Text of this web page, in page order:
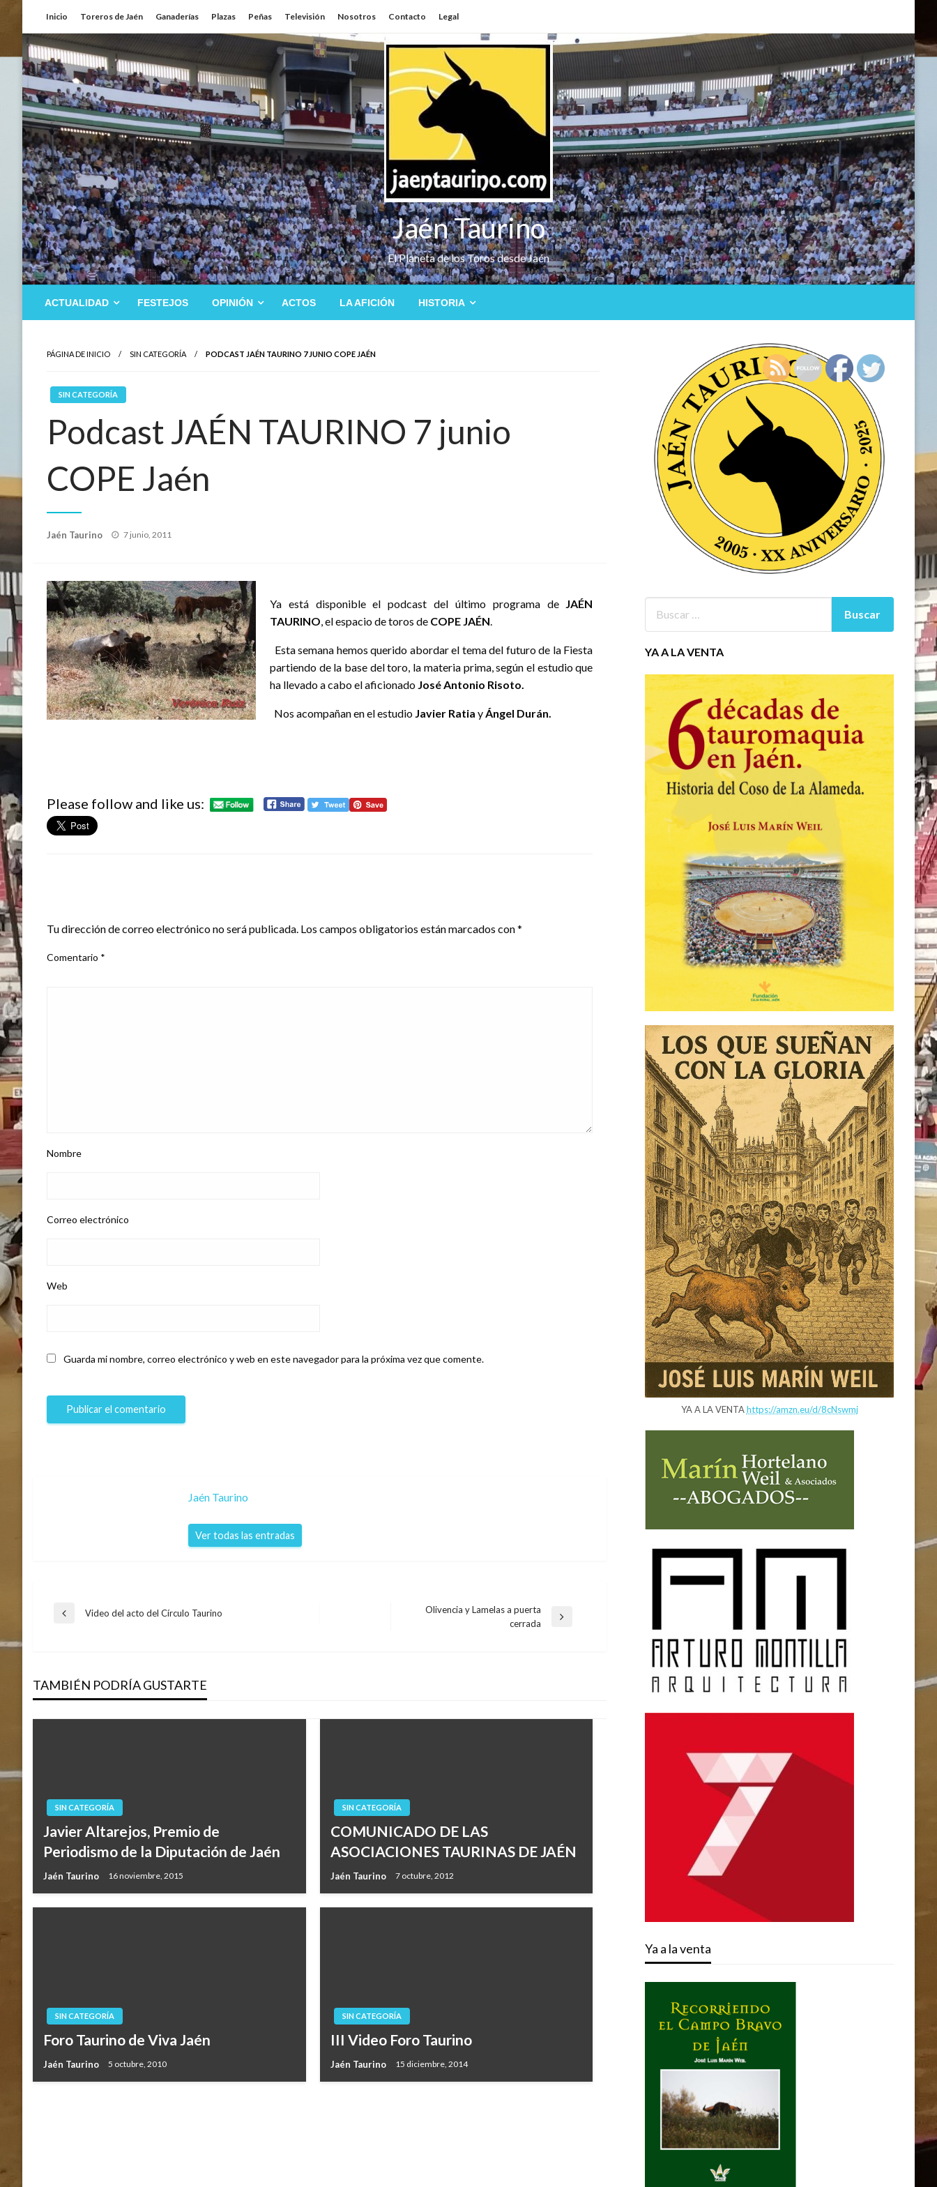
contenido
Inicio Toreros de Jaén Ganaderías Plazas Peñas Televisión Nosotros Contacto Legal
Jaén Taurino
El Planeta de los Toros desde Jaén
ACTUALIDAD FESTEJOS OPINIÓN ACTOS LA AFICIÓN HISTORIA
PÁGINA DE INICIO SIN CATEGORÍA PODCAST JAÉN TAURINO 7 JUNIO COPE JAÉN
SIN CATEGORÍA
Podcast JAÉN TAURINO 7 junio
COPE Jaén
Jaén Taurino
Publicado
7 junio, 2011
Ya está disponible el podcast del último programa de JAÉN
TAURINO, el espacio de toros de COPE JAÉN.
Esta semana hemos querido abordar el tema del futuro de la Fiesta
partiendo de la base del toro, la materia prima, según el estudio que
ha llevado a cabo el aficionado José Antonio Risoto.
Nos acompañan en el estudio Javier Ratia yÁngel Durán.
Please follow and like us:
Tu dirección de correo electrónico no será publicada. Los campos obligatorios están marcados con*
Comentario *
Nombre
Correo electrónico
Web
Guarda mi nombre, correo electrónico y web en este navegador para la próxima vez que comente.
Jaén Taurino
Ver todas las entradas
Navegación
entradas
Entrada
Video del acto del Círculo Taurino
Olivencia y Lamelas a puerta
cerrada
TAMBIÉN PODRÍA GUSTARTE
SIN CATEGORÍA
Javier Altarejos, Premio de
Periodismo de la Diputación de Jaén
Jaén Taurino 16 noviembre, 2015
SIN CATEGORÍA
COMUNICADO DE LAS
ASOCIACIONES TAURINAS DE JAÉN
Jaén Taurino 7 octubre, 2012
SIN CATEGORÍA
Foro Taurino de Viva Jaén
Jaén Taurino 5 octubre, 2010
SIN CATEGORÍA
III Video Foro Taurino
Jaén Taurino 15 diciembre, 2014
YA A LA VENTA
YA A LA VENTAhttps://amzn.eu/d/8cNswmj
Ya a la venta